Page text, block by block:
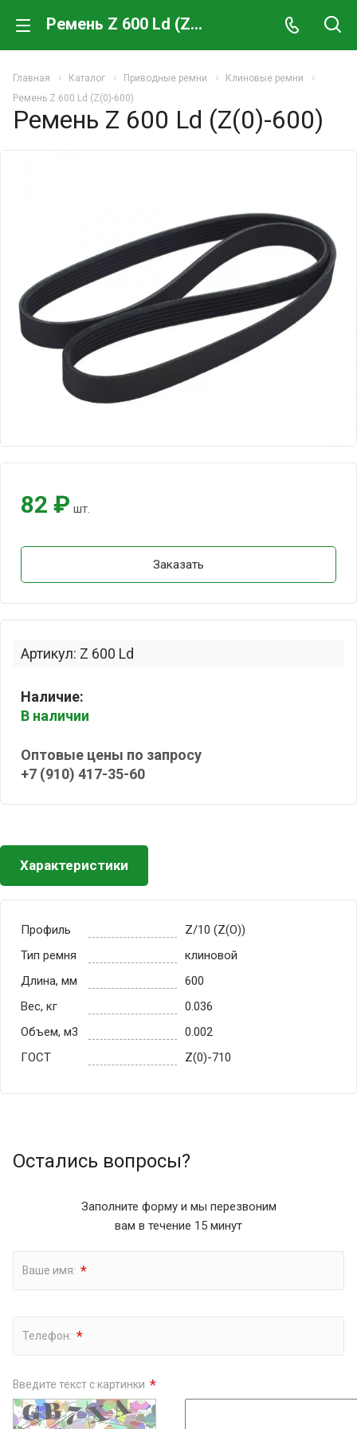
Ремень Z 600 Ld (Z(0)-600)
Главная Каталог Приводные ремни
Клиновые ремни
Ремень Z 600 Ld (Z(0)-600)
Ремень Z 600 Ld (Z(0)-600)
Артикул: Z 600 Ld
Наличие:
В наличии
Оптовые цены по запросу
+7 (910) 417-35-60
82 ₽ шт.
Заказать
Характеристики
Профиль
Z/10 (Z(О))
Тип ремня
клиновой
Длина, мм
600
Вес, кг
0.036
Объем, м3
0.002
ГОСТ
Z(0)-710
Остались вопросы?
Заполните форму и мы перезвоним
вам в течение 15 минут
Ваше имя: *
Телефон: *
Введите текст с картинки *